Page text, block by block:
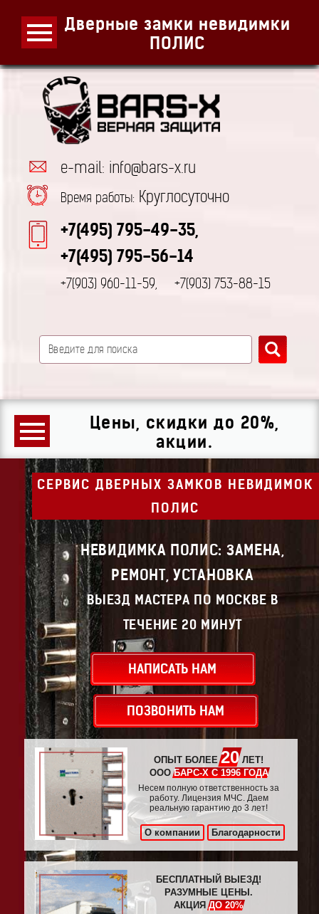
Дверные замки невидимки
ПОЛИС
e-mail: info@bars-x.ru
Время работы: Круглосуточно
+7(495) 795-49-35,
+7(495) 795-56-14
+7(903) 960-11-59, +7(903) 753-88-15
Цены, скидки до 20%,
акции.
СЕРВИС ДВЕРНЫХ ЗАМКОВ НЕВИДИМОК
ПОЛИС
НЕВИДИМКА ПОЛИС: ЗАМЕНА,
РЕМОНТ, УСТАНОВКА
ВЫЕЗД МАСТЕРА ПО МОСКВЕ В
ТЕЧЕНИЕ 20 МИНУТ
НАПИСАТЬ НАМ
ПОЗВОНИТЬ НАМ
ОПЫТ БОЛЕЕ20ЛЕТ!
ОООБАРС-Х С 1996 ГОДА
Несем полную ответственность за
работу. Лицензия МЧС. Даем
реальную гарантию до 3 лет!
О компании Благодарности
БЕСПЛАТНЫЙ ВЫЕЗД!
РАЗУМНЫЕ ЦЕНЫ.
АКЦИЯДО 20%